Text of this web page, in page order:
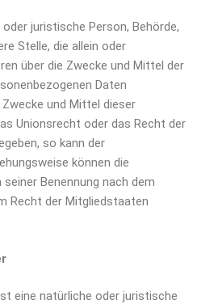
juristische Person, Behörde,
Stelle, die allein oder
über die Zwecke und Mittel der
Daten
und Mittel dieser
Unionsrecht oder das Recht der
so kann der
können die
Benennung nach dem
Recht der Mitgliedstaaten
eine natürliche oder juristische